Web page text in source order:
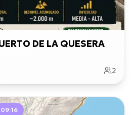
DE LA QUESERA
2
09:16